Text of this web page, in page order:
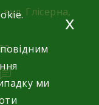
Глісерна,
ми
x